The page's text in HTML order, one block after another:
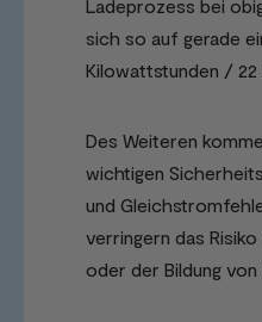
Ladeprozess bei
sich so auf gerade
Kilowattstunden / 22
Des Weiteren
wichtigen
und
verringern das
oder der Bildung